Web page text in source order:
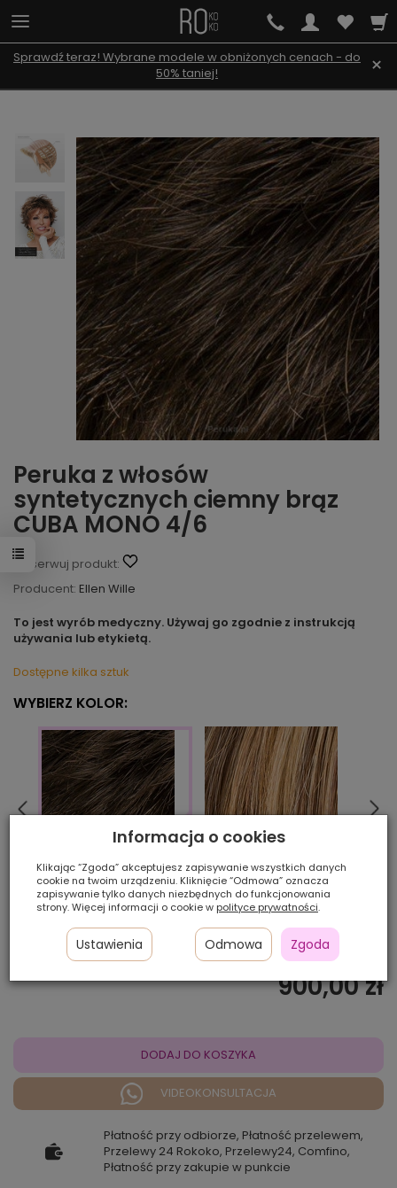
Sprawdź teraz! Wybrane modele w obniżonych cenach - do
50% taniej!
×
Peruka z włosów
syntetycznych ciemny brąz
CUBA MONO 4/6
Obserwuj produkt:
Producent: Ellen Wille
To jest wyrób medyczny. Używaj go zgodnie z instrukcją
używania lub etykietą.
Dostępne kilka sztuk
WYBIERZ KOLOR:
4/6
12/26/27
Ilość szt.:
900,00 zł
DODAJ DO KOSZYKA
VIDEOKONSULTACJA
Płatność przy odbiorze, Płatność przelewem,
Przelewy 24 Rokoko, Przelewy24, Comfino,
Płatność przy zakupie w punkcie
Informacja o cookies
Klikając “Zgoda” akceptujesz zapisywanie wszystkich danych
cookie na twoim urządzeniu. Kliknięcie “Odmowa” oznacza
zapisywanie tylko danych niezbędnych do funkcjonowania
strony. Więcej informacji o cookie w polityce prywatności.
Ustawienia Odmowa Zgoda